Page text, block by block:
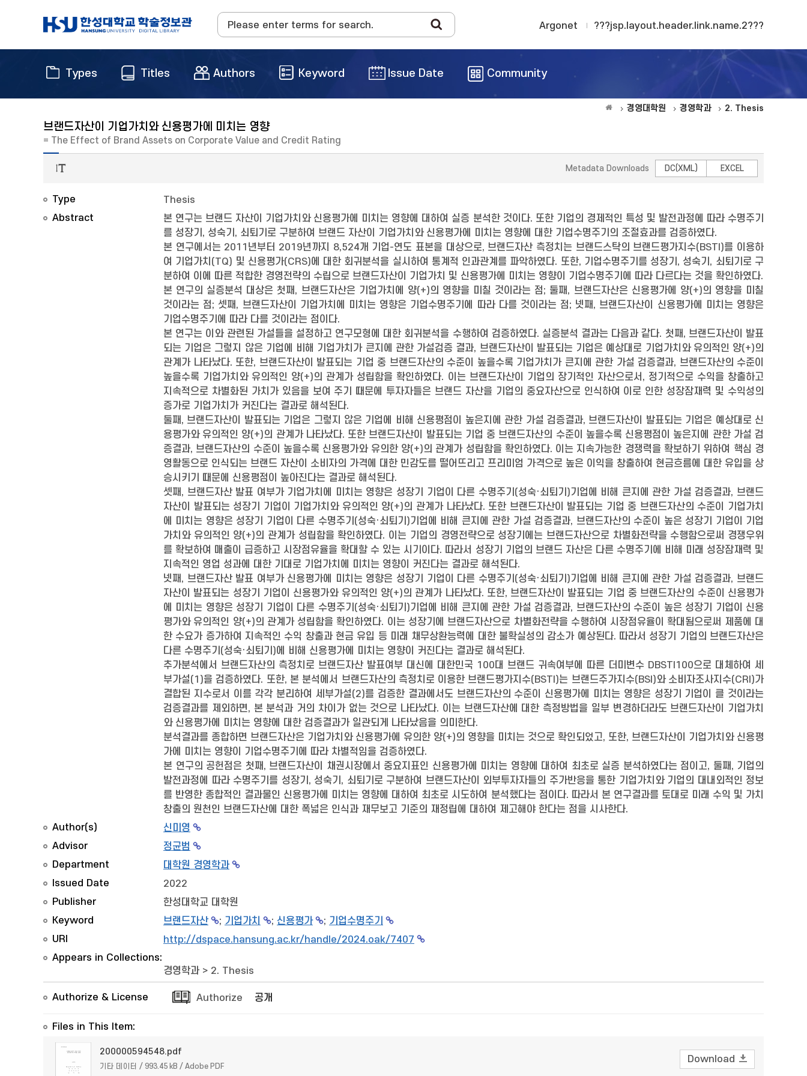
Argonet ???jsp.layout.header.link.name.2???
Types Titles Authors Keyword Issue Date Community
경영대학원 경영학과 2. Thesis
브랜드자산이 기업가치와 신용평가에 미치는 영향
= The Effect of Brand Assets on Corporate Value and Credit Rating
Metadata Downloads DC(XML) EXCEL
Type
Thesis
Abstract
본 연구는 브랜드 자산이 기업가치와 신용평가에 미치는 영향에 대하여 실증 분석한 것이다. 또한 기업의 경제적인 특성 및 발전과정에 따라 수명주기
를 성장기, 성숙기, 쇠퇴기로 구분하여 브랜드 자산이 기업가치와 신용평가에 미치는 영향에 대한 기업수명주기의 조절효과를 검증하였다.
본 연구에서는 2011년부터 2019년까지 8,524개 기업-연도 표본을 대상으로, 브랜드자산 측정치는 브랜드스탁의 브랜드평가지수(BSTI)를 이용하
여 기업가치(TQ) 및 신용평가(CRS)에 대한 회귀분석을 실시하여 통계적 인과관계를 파악하였다. 또한, 기업수명주기를 성장기, 성숙기, 쇠퇴기로 구
분하여 이에 따른 적합한 경영전략의 수립으로 브랜드자산이 기업가치 및 신용평가에 미치는 영향이 기업수명주기에 따라 다르다는 것을 확인하였다.
본 연구의 실증분석 대상은 첫째, 브랜드자산은 기업가치에 양(+)의 영향을 미칠 것이라는 점; 둘째, 브랜드자산은 신용평가에 양(+)의 영향을 미칠
것이라는 점; 셋째, 브랜드자산이 기업가치에 미치는 영향은 기업수명주기에 따라 다를 것이라는 점; 넷째, 브랜드자산이 신용평가에 미치는 영향은
기업수명주기에 따라 다를 것이라는 점이다.
본 연구는 이와 관련된 가설들을 설정하고 연구모형에 대한 회귀분석을 수행하여 검증하였다. 실증분석 결과는 다음과 같다. 첫째, 브랜드자산이 발표
되는 기업은 그렇지 않은 기업에 비해 기업가치가 큰지에 관한 가설검증 결과, 브랜드자산이 발표되는 기업은 예상대로 기업가치와 유의적인 양(+)의
관계가 나타났다. 또한, 브랜드자산이 발표되는 기업 중 브랜드자산의 수준이 높을수록 기업가치가 큰지에 관한 가설 검증결과, 브랜드자산의 수준이
높을수록 기업가치와 유의적인 양(+)의 관계가 성립함을 확인하였다. 이는 브랜드자산이 기업의 장기적인 자산으로서, 정기적으로 수익을 창출하고
지속적으로 차별화된 가치가 있음을 보여 주기 때문에 투자자들은 브랜드 자산을 기업의 중요자산으로 인식하여 이로 인한 성장잠재력 및 수익성의
증가로 기업가치가 커진다는 결과로 해석된다.
둘째, 브랜드자산이 발표되는 기업은 그렇지 않은 기업에 비해 신용평점이 높은지에 관한 가설 검증결과, 브랜드자산이 발표되는 기업은 예상대로 신
용평가와 유의적인 양(+)의 관계가 나타났다. 또한 브랜드자산이 발표되는 기업 중 브랜드자산의 수준이 높을수록 신용평점이 높은지에 관한 가설 검
증결과, 브랜드자산의 수준이 높을수록 신용평가와 유의한 양(+)의 관계가 성립함을 확인하였다. 이는 지속가능한 경쟁력을 확보하기 위하여 핵심 경
영활동으로 인식되는 브랜드 자산이 소비자의 가격에 대한 민감도를 떨어뜨리고 프리미엄 가격으로 높은 이익을 창출하여 현금흐름에 대한 유입을 상
승시키기 때문에 신용평점이 높아진다는 결과로 해석된다.
셋째, 브랜드자산 발표 여부가 기업가치에 미치는 영향은 성장기 기업이 다른 수명주기(성숙·쇠퇴기)기업에 비해 큰지에 관한 가설 검증결과, 브랜드
자산이 발표되는 성장기 기업이 기업가치와 유의적인 양(+)의 관계가 나타났다. 또한 브랜드자산이 발표되는 기업 중 브랜드자산의 수준이 기업가치
에 미치는 영향은 성장기 기업이 다른 수명주기(성숙·쇠퇴기)기업에 비해 큰지에 관한 가설 검증결과, 브랜드자산의 수준이 높은 성장기 기업이 기업
가치와 유의적인 양(+)의 관계가 성립함을 확인하였다. 이는 기업의 경영전략으로 성장기에는 브랜드자산으로 차별화전략을 수행함으로써 경쟁우위
를 확보하여 매출이 급증하고 시장점유율을 확대할 수 있는 시기이다. 따라서 성장기 기업의 브랜드 자산은 다른 수명주기에 비해 미래 성장잠재력 및
지속적인 영업 성과에 대한 기대로 기업가치에 미치는 영향이 커진다는 결과로 해석된다.
넷째, 브랜드자산 발표 여부가 신용평가에 미치는 영향은 성장기 기업이 다른 수명주기(성숙·쇠퇴기)기업에 비해 큰지에 관한 가설 검증결과, 브랜드
자산이 발표되는 성장기 기업이 신용평가와 유의적인 양(+)의 관계가 나타났다. 또한, 브랜드자산이 발표되는 기업 중 브랜드자산의 수준이 신용평가
에 미치는 영향은 성장기 기업이 다른 수명주기(성숙·쇠퇴기)기업에 비해 큰지에 관한 가설 검증결과, 브랜드자산의 수준이 높은 성장기 기업이 신용
평가와 유의적인 양(+)의 관계가 성립함을 확인하였다. 이는 성장기에 브랜드자산으로 차별화전략을 수행하여 시장점유율이 확대됨으로써 제품에 대
한 수요가 증가하여 지속적인 수익 창출과 현금 유입 등 미래 채무상환능력에 대한 불확실성의 감소가 예상된다. 따라서 성장기 기업의 브랜드자산은
다른 수명주기(성숙·쇠퇴기)에 비해 신용평가에 미치는 영향이 커진다는 결과로 해석된다.
추가분석에서 브랜드자산의 측정치로 브랜드자산 발표여부 대신에 대한민국 100대 브랜드 귀속여부에 따른 더미변수 DBSTI100으로 대체하여 세
부가설(1)을 검증하였다. 또한, 본 분석에서 브랜드자산의 측정치로 이용한 브랜드평가지수(BSTI)는 브랜드주가지수(BSI)와 소비자조사지수(CRI)가
결합된 지수로서 이를 각각 분리하여 세부가설(2)를 검증한 결과에서도 브랜드자산의 수준이 신용평가에 미치는 영향은 성장기 기업이 클 것이라는
검증결과를 제외하면, 본 분석과 거의 차이가 없는 것으로 나타났다. 이는 브랜드자산에 대한 측정방법을 일부 변경하더라도 브랜드자산이 기업가치
와 신용평가에 미치는 영향에 대한 검증결과가 일관되게 나타났음을 의미한다.
분석결과를 종합하면 브랜드자산은 기업가치와 신용평가에 유의한 양(+)의 영향을 미치는 것으로 확인되었고, 또한, 브랜드자산이 기업가치와 신용평
가에 미치는 영향이 기업수명주기에 따라 차별적임을 검증하였다.
본 연구의 공헌점은 첫째, 브랜드자산이 채권시장에서 중요지표인 신용평가에 미치는 영향에 대하여 최초로 실증 분석하였다는 점이고, 둘째, 기업의
발전과정에 따라 수명주기를 성장기, 성숙기, 쇠퇴기로 구분하여 브랜드자산이 외부투자자들의 주가반응을 통한 기업가치와 기업의 대내외적인 정보
를 반영한 종합적인 결과물인 신용평가에 미치는 영향에 대하여 최초로 시도하여 분석했다는 점이다. 따라서 본 연구결과를 토대로 미래 수익 및 가치
창출의 원천인 브랜드자산에 대한 폭넓은 인식과 재무보고 기준의 재정립에 대하여 제고해야 한다는 점을 시사한다.
Author(s)
신미영
Advisor
정균범
Department
대학원 경영학과
Issued Date
2022
Publisher
한성대학교 대학원
Keyword
브랜드자산 ; 기업가치 ; 신용평가 ; 기업수명주기
URI
http://dspace.hansung.ac.kr/handle/2024.oak/7407
Appears in Collections:
경영학과 > 2. Thesis
Authorize & License Authorize 공개
Files in This Item:
200000594548.pdf
기타 데이터 / 993.45 kB / Adobe PDF
Download